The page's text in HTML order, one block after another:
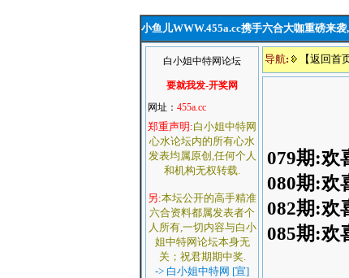
小鱼儿WWW.455a.cc携手六合大咖重磅来
白小姐中特网论坛
要就我发-开奖网
网址： 455a.cc
郑重声明:白小姐中特网
心水论坛内的所有心水
发表均属原创,任何个人
和机构无权转载.
另:本坛公开的高手精准
六合资料都属发表者个
人所有,一切内容与白小
姐中特网论坛本身无
关；祝君期期中奖.
-> 白小姐中特网 [宣]
导航: 【返回首
079期:欢
080期:欢
082期:欢
085期:欢